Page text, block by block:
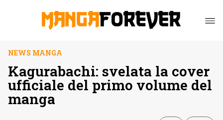
NEWS MANGA
Kagurabachi: svelata la cover
ufficiale del primo volume del
manga